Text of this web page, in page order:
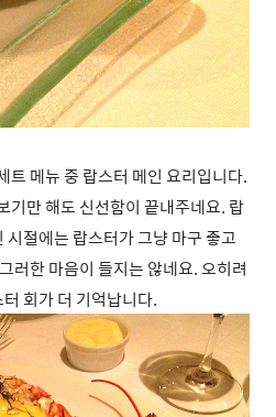
트 메뉴 중 랍스터 메인 요리입니다.
기만 해도 신선함이 끝내주네요. 랍
절에는 랍스터가 그냥 마구 좋고
러한 마음이 들지는 않네요. 오히려
회가 더 기억납니다.